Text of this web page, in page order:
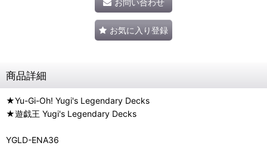
お気に入り登録
商品詳細
★Yu-Gi-Oh! Yugi's Legendary Decks
★遊戯王 Yugi's Legendary Decks
YGLD-ENA36